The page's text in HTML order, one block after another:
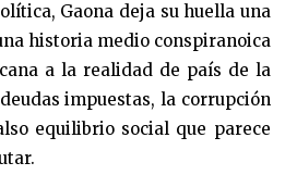
Gaona deja su huella una
historia medio conspiranoica
a la realidad de país de la
impuestas, la corrupción
equilibrio social que parece